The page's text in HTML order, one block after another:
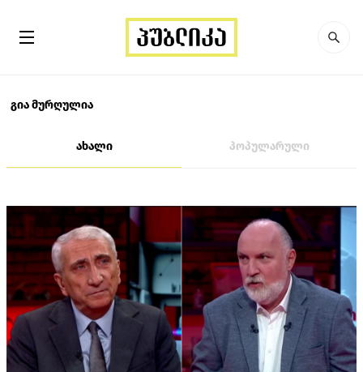
გია მურღულია
ახალი პოპულარული